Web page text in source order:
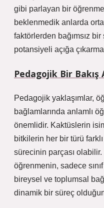
gibi parlayan bir
beklenmedik anlarda
faktörlerden bağımsız
potansiyeli açığa
Pedagojik Bir Bakış
Pedagojik yaklaşımlar,
bağlamlarında anlamlı
önemlidir. Kaktüslerin
bitkilerin her bir türü
sürecinin parçası
öğrenmenin, sadece
bireysel ve toplumsal
dinamik bir süreç